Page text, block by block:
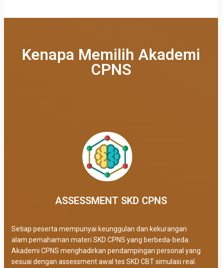
Kenapa Memilih Akademi
CPNS
ASSESSMENT SKD CPNS
Setiap peserta mempunyai keunggulan dan kekurangan
alam pemahaman materi SKD CPNS yang berbeda-beda.
Akademi CPNS menghadirkan pendampingan personal yang
sesuai dengan assessment awal tes SKD CBT simulasi real.